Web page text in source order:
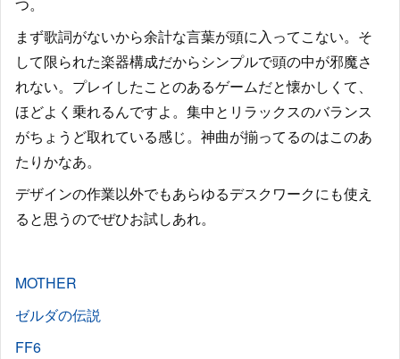
つ。
まず歌詞がないから余計な言葉が頭に入ってこない。そ
して限られた楽器構成だからシンプルで頭の中が邪魔さ
れない。プレイしたことのあるゲームだと懐かしくて、
ほどよく乗れるんですよ。集中とリラックスのバランス
がちょうど取れている感じ。神曲が揃ってるのはこのあ
たりかなあ。
デザインの作業以外でもあらゆるデスクワークにも使え
ると思うのでぜひお試しあれ。
MOTHER
ゼルダの伝説
FF6